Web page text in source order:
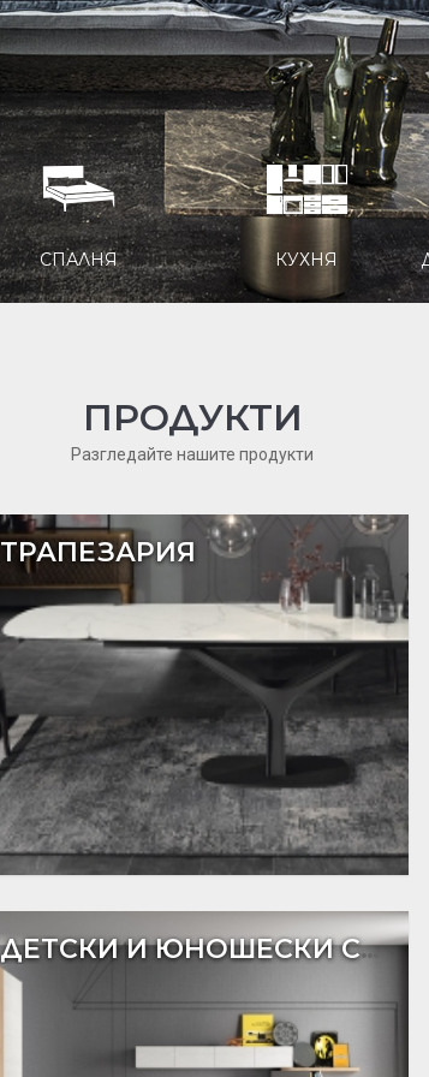
КУХНЯ ДЕТСКИ И ЮНОШЕСКИ СТАИ
ПРОДУКТИ
Разгледайте нашите продукти
ТРАПЕЗАРИЯ
ДЕТСКИ И ЮНОШЕСКИ СТАИ